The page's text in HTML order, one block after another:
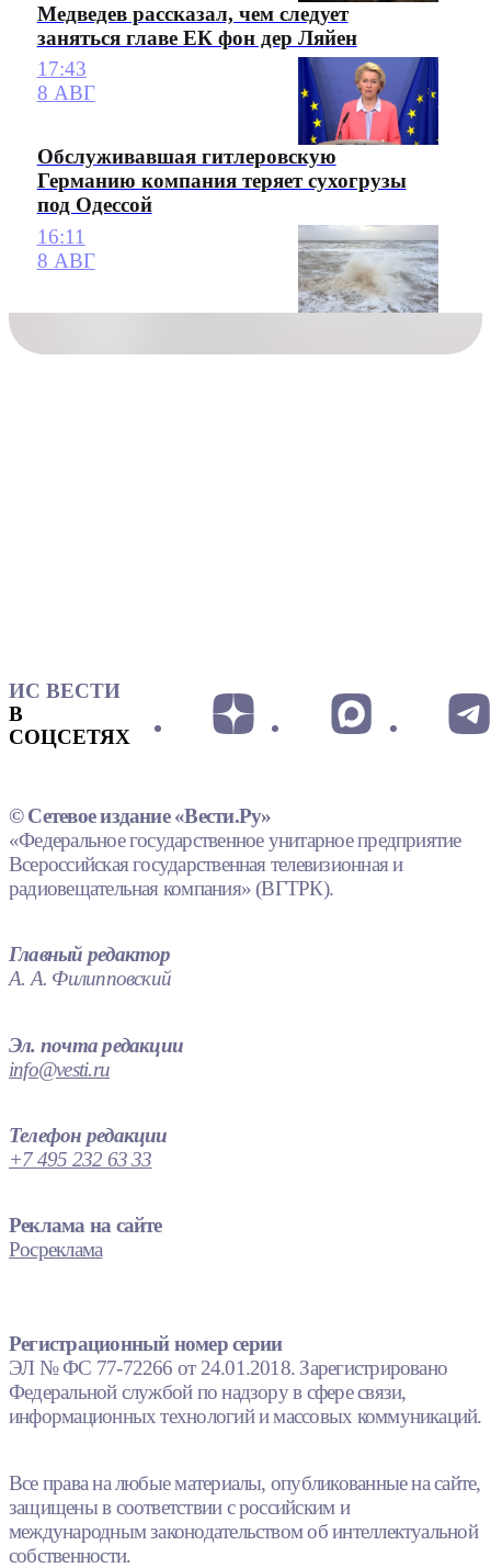
Медведев рассказал, чем следует
заняться главе ЕК фон дер Ляйен
17:43
8 АВГ
Обслуживавшая гитлеровскую
Германию компания теряет сухогрузы
под Одессой
16:11
8 АВГ
ИС ВЕСТИ
В
СОЦСЕТЯХ
© Сетевое издание «Вести.Ру»
«Федеральное государственное унитарное предприятие
Всероссийская государственная телевизионная и
радиовещательная компания» (ВГТРК).
Главный редактор
А. А. Филипповский
Эл. почта редакции
info@vesti.ru
Телефон редакции
+7 495 232 63 33
Реклама на сайте
Росреклама
Регистрационный номер серии
ЭЛ № ФС 77-72266 от 24.01.2018. Зарегистрировано
Федеральной службой по надзору в сфере связи,
информационных технологий и массовых коммуникаций.
Все права на любые материалы, опубликованные на сайте,
защищены в соответствии с российским и
международным законодательством об интеллектуальной
собственности.